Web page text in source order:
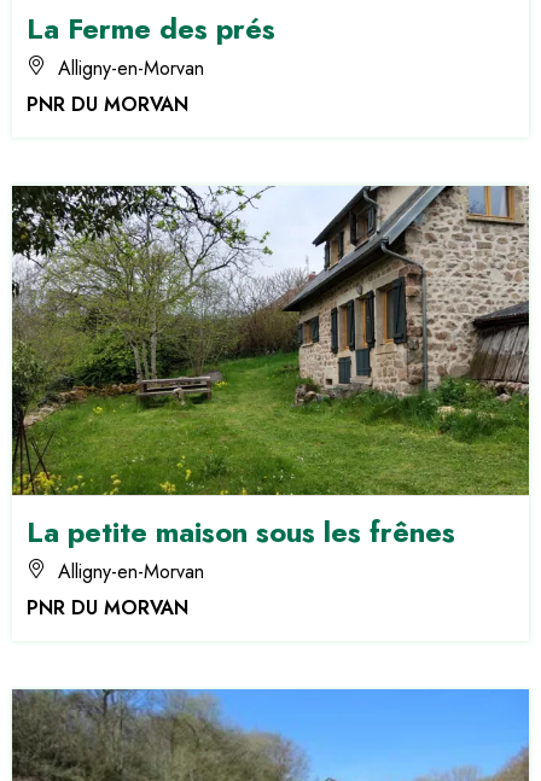
La Ferme des prés
Alligny-en-Morvan
PNR DU MORVAN
La petite maison sous les frênes
Alligny-en-Morvan
PNR DU MORVAN